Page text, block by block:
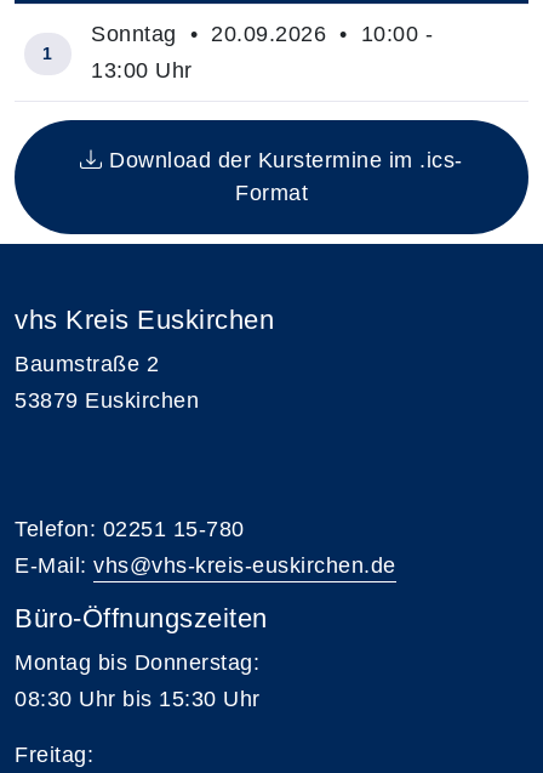
Insgesamt gibt es 1 Termine zum diesen Kurs
1
Sonntag • 20.09.2026 • 10:00 -
13:00 Uhr
Download der Kurstermine im .ics-
Format
vhs Kreis Euskirchen
Baumstraße 2
53879 Euskirchen
Telefon: 02251 15-780
E-Mail: vhs@vhs-kreis-euskirchen.de
Büro-Öffnungszeiten
Montag bis Donnerstag:
08:30 Uhr bis 15:30 Uhr
Freitag: